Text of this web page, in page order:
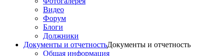
Видео
Форум
Блоги
Должники
Документы и отчетностьДокументы и отчетность
Общая информация